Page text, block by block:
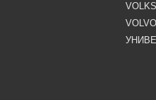
VOLVO